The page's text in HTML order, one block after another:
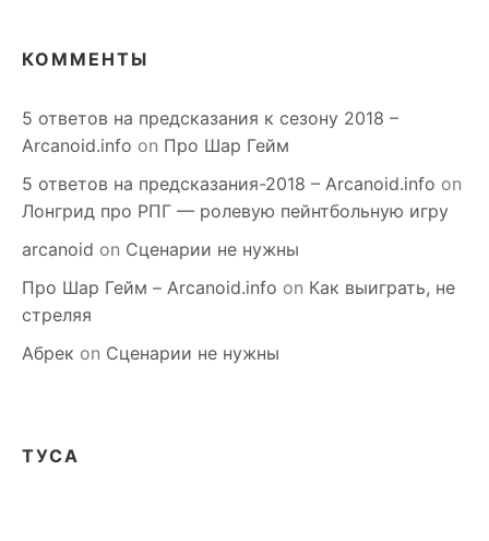
КОММЕНТЫ
5 ответов на предсказания к сезону 2018 –
Arcanoid.info on Про Шар Гейм
5 ответов на предсказания-2018 – Arcanoid.info on
Лонгрид про РПГ — ролевую пейнтбольную игру
arcanoid on Сценарии не нужны
Про Шар Гейм – Arcanoid.info on Как выиграть, не
стреляя
Абрек on Сценарии не нужны
ТУСА